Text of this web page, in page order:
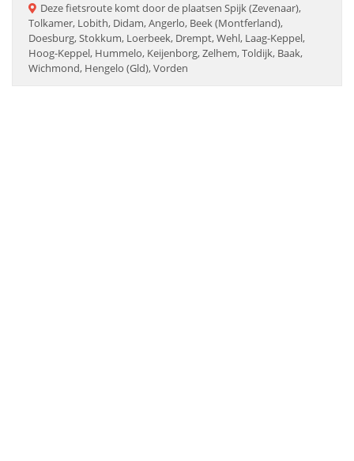
Dezefietsroute komt door de plaatsen Spijk (Zevenaar),
Tolkamer, Lobith, Didam, Angerlo, Beek (Montferland),
Doesburg, Stokkum, Loerbeek, Drempt, Wehl, Laag-Keppel,
Hoog-Keppel, Hummelo, Keijenborg, Zelhem, Toldijk, Baak,
Wichmond, Hengelo (Gld), Vorden